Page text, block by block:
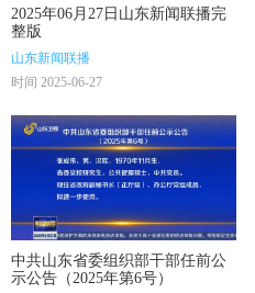
2025年06月27日山东新闻联播完
整版
山东新闻联播
时间 2025-06-27
中共山东省委组织部干部任前公
示公告（2025年第6号）